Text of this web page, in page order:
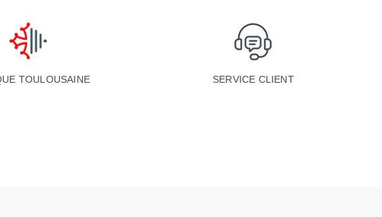
TOULOUSAINE SERVICE CLIENT